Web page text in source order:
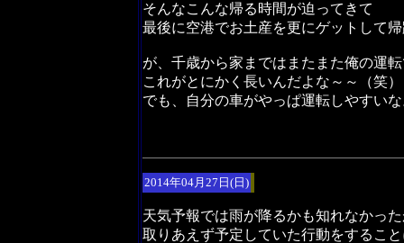
そんなこんな帰る時間が迫ってきて
最後に空港でお土産を更にゲットして
が、千歳から家まではまたまた俺の運
これがとにかく長いんだよな～～（笑）
でも、自分の車がやっぱ運転しやすい
2014年04月27日(日)
天気予報では雨が降るかも知れなかっ
取りあえず予定していた行動をするこ